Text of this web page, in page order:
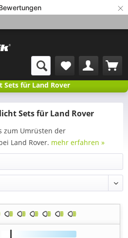
×
Sets für Land Rover
Sets für Land Rover
zum Umrüsten der
Land Rover. mehr erfahren »